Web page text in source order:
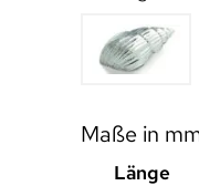
Maße in
Länge